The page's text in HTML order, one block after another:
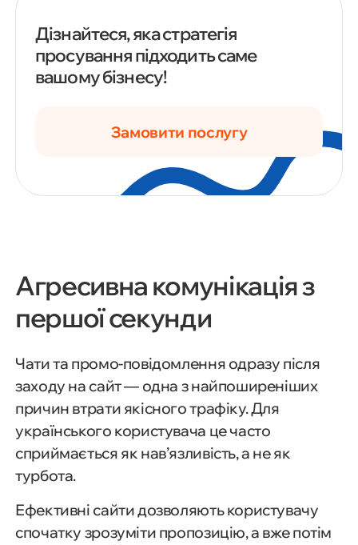
Дізнайтеся, яка стратегія
просування підходить саме
вашому бізнесу!
Замовити послугу
Агресивна комунікація з
першої секунди
Чати та промо-повідомлення одразу після
заходу на сайт — одна з найпоширеніших
причин втрати якісного трафіку. Для
українського користувача це часто
сприймається як нав’язливість, а не як
турбота.
Ефективні сайти дозволяють користувачу
спочатку зрозуміти пропозицію, а вже потім